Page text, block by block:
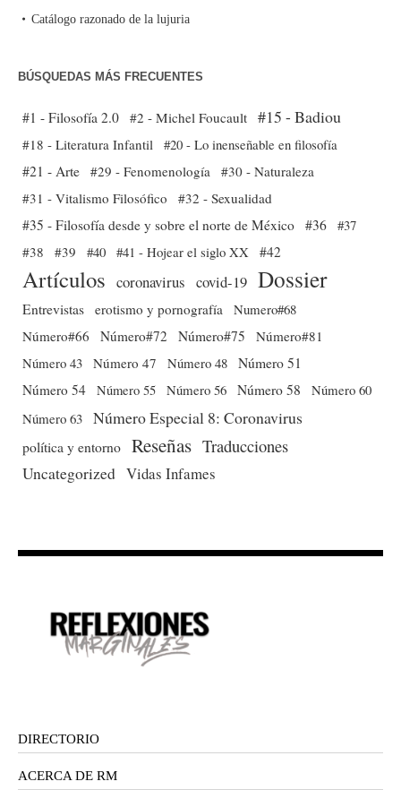
Catálogo razonado de la lujuria
BÚSQUEDAS MÁS FRECUENTES
#1 - Filosofía 2.0 #2 - Michel Foucault #15 - Badiou
#18 - Literatura Infantil #20 - Lo inenseñable en filosofía
#21 - Arte #29 - Fenomenología
#30 - Naturaleza
#31 - Vitalismo Filosófico
#32 - Sexualidad
#35 - Filosofía desde y sobre el norte de México #36 #37
#38
#39 #40 #41 - Hojear el siglo XX #42
Artículos coronavirus covid-19 Dossier
Entrevistas erotismo y pornografía
Numero#68
Número#66
Número#72 Número#75
Número#81
Número 43 Número 47 Número 48 Número 51
Número 54 Número 55 Número 56 Número 58
Número 60
Número 63 Número Especial 8: Coronavirus
política y entorno Reseñas Traducciones
Uncategorized Vidas Infames
DIRECTORIO
ACERCA DE RM